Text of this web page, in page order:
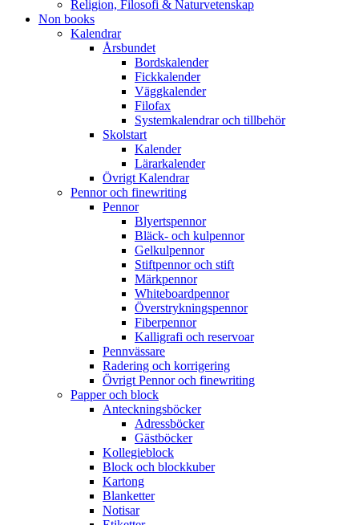
Religion, Filosofi & Naturvetenskap
Non books
Kalendrar
Årsbundet
Bordskalender
Fickkalender
Väggkalender
Filofax
Systemkalendrar och tillbehör
Skolstart
Kalender
Lärarkalender
Övrigt Kalendrar
Pennor och finewriting
Pennor
Blyertspennor
Bläck- och kulpennor
Gelkulpennor
Stiftpennor och stift
Märkpennor
Whiteboardpennor
Överstrykningspennor
Fiberpennor
Kalligrafi och reservoar
Pennvässare
Radering och korrigering
Övrigt Pennor och finewriting
Papper och block
Anteckningsböcker
Adressböcker
Gästböcker
Kollegieblock
Block och blockkuber
Kartong
Blanketter
Notisar